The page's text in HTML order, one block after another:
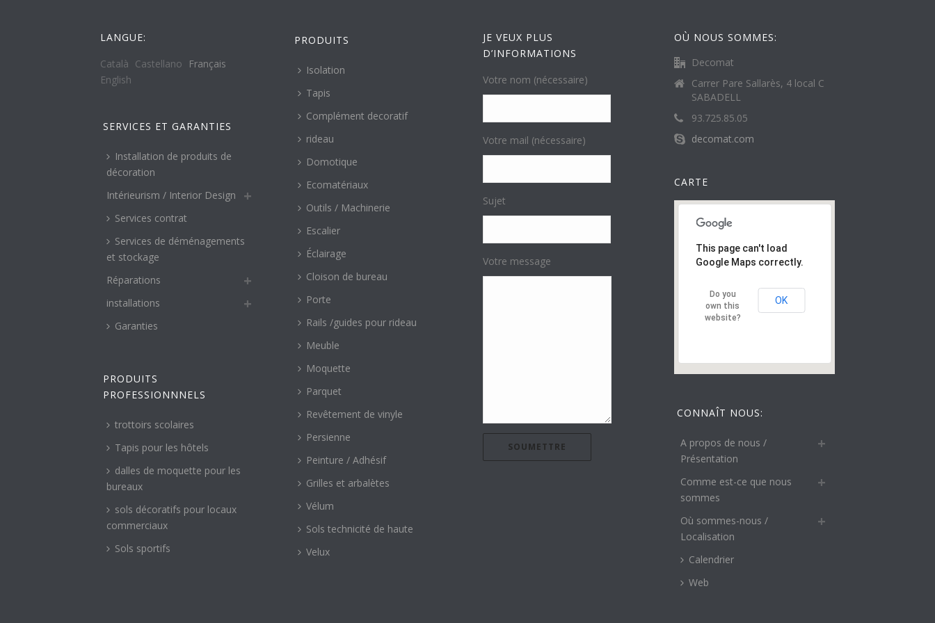
LANGUE:
Català Castellano
Français
English
SERVICES ET GARANTIES
Installation de produits de
décoration
Intérieurism / Interior Design
Services contrat
Services de déménagements
et stockage
Réparations
installations
Garanties
PRODUITS
PROFESSIONNNELS
trottoirs scolaires
Tapis pour les hôtels
dalles de moquette pour les
bureaux
sols décoratifs pour locaux
commerciaux
Sols sportifs
PRODUITS
Isolation
Tapis
Complément decoratif
rideau
Domotique
Ecomatériaux
Outils / Machinerie
Escalier
Éclairage
Cloison de bureau
Porte
Rails /guides pour rideau
Meuble
Moquette
Parquet
Revêtement de vinyle
Persienne
Peinture / Adhésif
Grilles et arbalètes
Vélum
Sols technicité de haute
Velux
JE VEUX PLUS
D’INFORMATIONS
Votre nom (nécessaire)
Votre mail (nécessaire)
Sujet
Votre message
OÙ NOUS SOMMES:
Decomat
Carrer Pare Sallarès, 4 local C
SABADELL
93.725.85.05
decomat.com
CARTE
This page can't load
Google Maps correctly.
Do you
own this
website?
OK
CONNAÎT NOUS:
A propos de nous /
Présentation
Comme est-ce que nous
sommes
Où sommes-nous /
Localisation
Calendrier
Web